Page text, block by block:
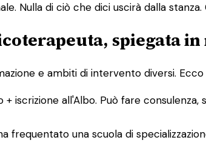
Nulla di ciò che dici uscirà dalla
spiegata
e ambiti di intervento diversi. Ecco
iscrizione all'Albo. Può fare
frequentato una scuola di